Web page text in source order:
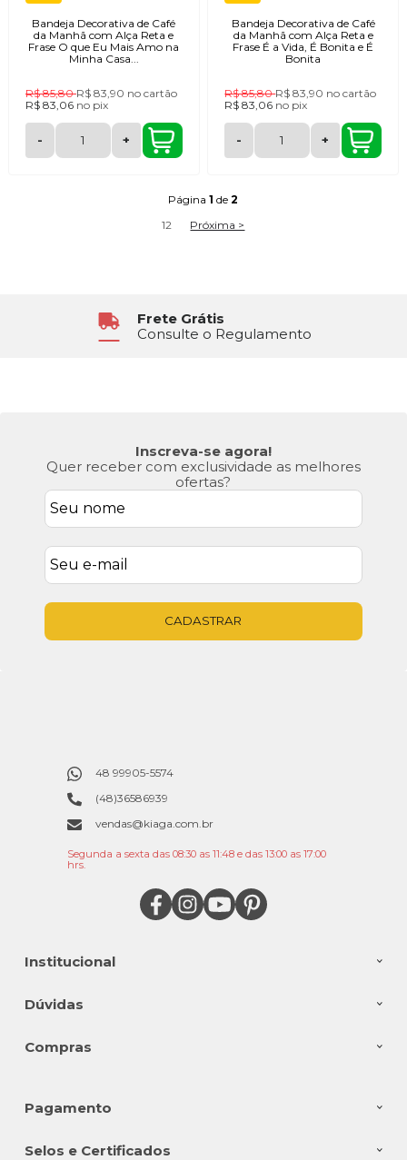
Bandeja Decorativa de Café
da Manhã com Alça Reta e
Frase O que Eu Mais Amo na
Minha Casa...
R$ 85,80R$ 83,90 no cartão
R$ 83,06 no pix
- +
Bandeja Decorativa de Café
da Manhã com Alça Reta e
Frase É a Vida, É Bonita e É
Bonita
R$ 85,80R$ 83,90 no cartão
R$ 83,06 no pix
- +
Página1 de2
12 Próxima >
6x Sem Juros
No Cartão de Crédito
Atendimento
Segunda à Sexta das 8h30 às 17h
Inscreva-se agora!
Quer receber com exclusividade as melhores
ofertas?
CADASTRAR
Institucional
Dúvidas
Compras
48 99905-5574
(48)36586939
vendas@kiaga.com.br
Segunda a sexta das 08:30 as 11:48 e das 13:00 as 17:00
hrs.
Pagamento
Selos e Certificados